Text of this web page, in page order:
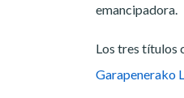
emancipadora.
Los tres títulos
Garapenerako